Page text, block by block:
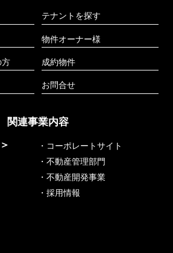
方
テナントを探す
物件オーナー様
成約物件
お問合せ
関連事業内容
・コーポレートサイト
・不動産管理部門
・不動産開発事業
・採用情報